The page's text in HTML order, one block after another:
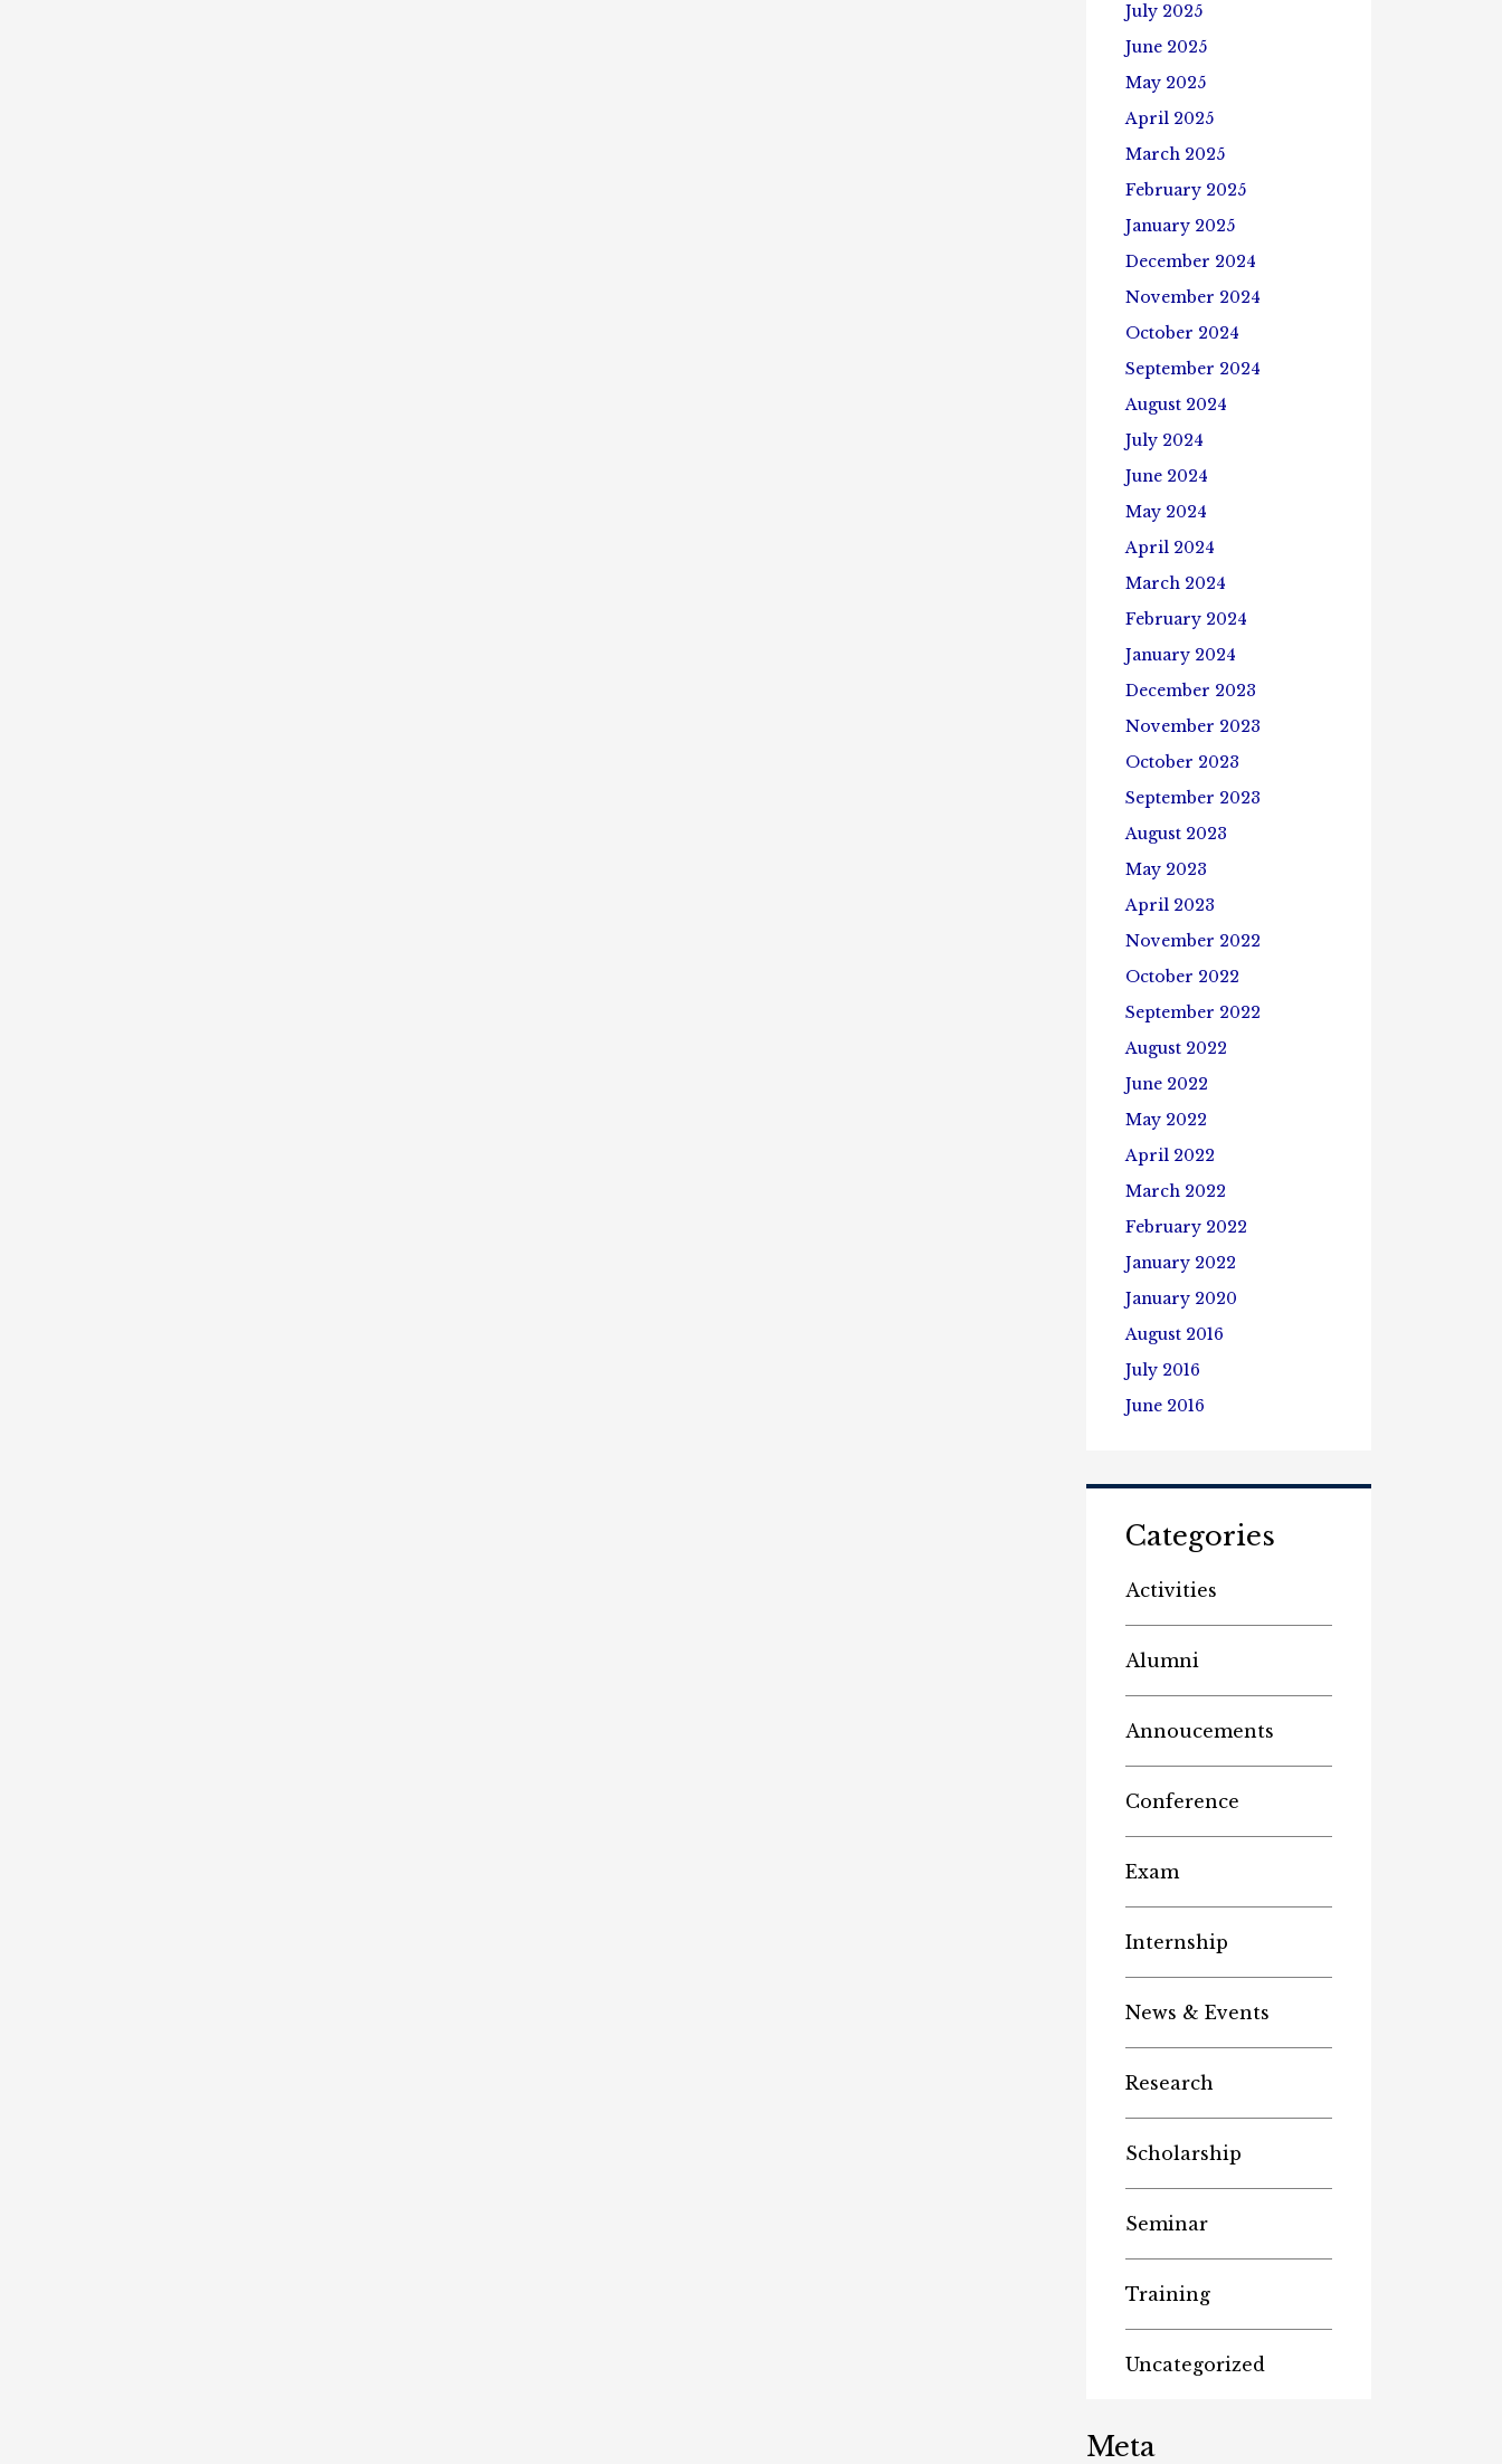
July 2025
June 2025
May 2025
April 2025
March 2025
February 2025
January 2025
December 2024
November 2024
October 2024
September 2024
August 2024
July 2024
June 2024
May 2024
April 2024
March 2024
February 2024
January 2024
December 2023
November 2023
October 2023
September 2023
August 2023
May 2023
April 2023
November 2022
October 2022
September 2022
August 2022
June 2022
May 2022
April 2022
March 2022
February 2022
January 2022
January 2020
August 2016
July 2016
June 2016
Categories
Activities
Alumni
Annoucements
Conference
Exam
Internship
News & Events
Research
Scholarship
Seminar
Training
Uncategorized
Meta